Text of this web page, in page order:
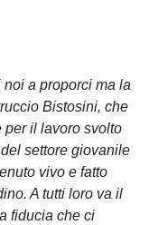
noi a proporci ma la
Bistosini, che
per il lavoro svolto
settore giovanile
vivo e fatto
A tutti loro va il
fiducia che ci